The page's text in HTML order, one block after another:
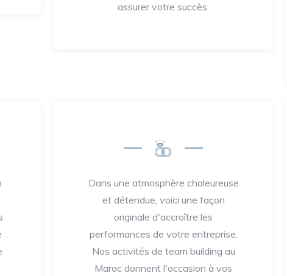
assurer votre succès.
Dans une atmosphère chaleureuse
et détendue, voici une façon
originale d'accroître les
performances de votre entreprise.
Nos activités de team building au
Maroc donnent l'occasion à vos